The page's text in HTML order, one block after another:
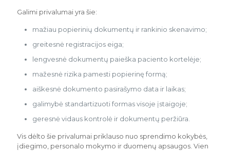
Galimi privalumai yra šie:
mažiau popierinių dokumentų ir rankinio skenavimo;
greitesnė registracijos eiga;
lengvesnė dokumentų paieška paciento kortelėje;
mažesnė rizika pamesti popierinę formą;
aiškesnė dokumento pasirašymo data ir laikas;
galimybė standartizuoti formas visoje įstaigoje;
geresnė vidaus kontrolė ir dokumentų peržiūra.
Vis dėlto šie privalumai priklauso nuo sprendimo kokybės,
įdiegimo, personalo mokymo ir duomenų apsaugos. Vien